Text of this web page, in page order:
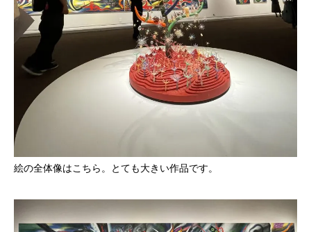
絵の全体像はこちら。とても大きい作品です。